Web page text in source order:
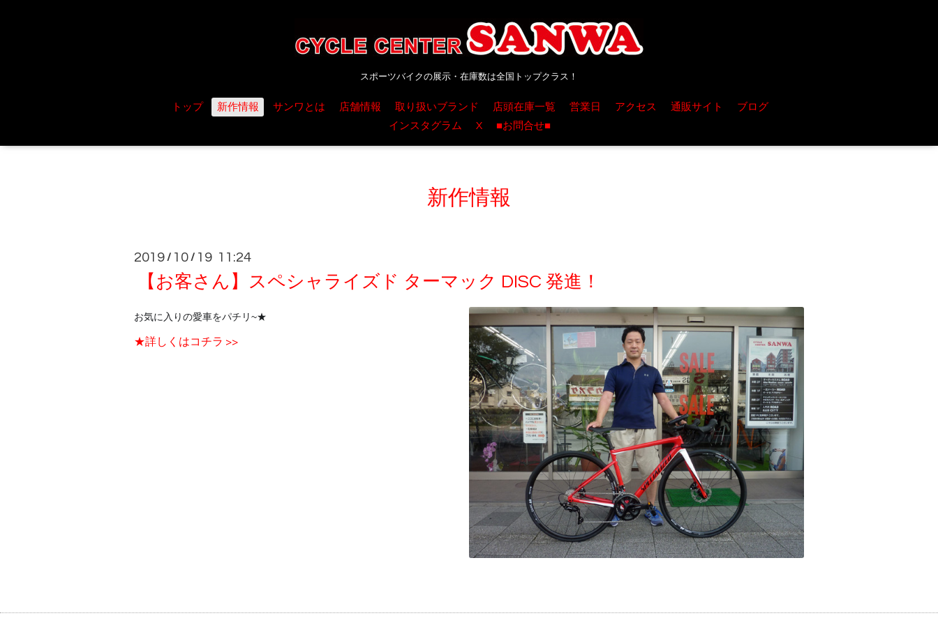
スポーツバイクの展示・在庫数は全国トップクラス！
トップ 新作情報 サンワとは 店舗情報 取り扱いブランド 店頭在庫一覧 営業日 アクセス 通販サイト
ブログ
インスタグラム
X ■お問合せ■
新作情報
2019 / 10 / 19 11:24
【お客さん】スペシャライズド ターマック DISC 発進！
お気に入りの愛車をパチリ~★
★詳しくはコチラ >>